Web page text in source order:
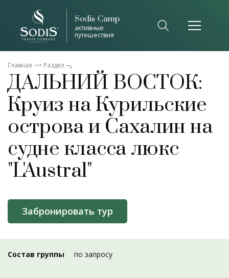
Sodis-Camp
активные
путешествия
Главная Раздел
ДАЛЬНИЙ ВОСТОК:
Круиз на Курильские
острова и Сахалин на
судне класса люкс
"L'Austral"
Забронировать тур
Состав группы по запросу